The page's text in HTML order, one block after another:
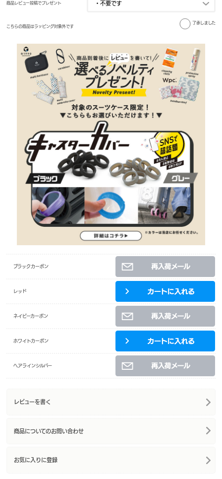
商品レビュー投稿でプレゼント
こちらの商品はラッピング対象外です
了承しました
ブラックカーボン
レッド
ネイビーカーボン
ホワイトカーボン
ヘアラインシルバー
レビューを書く
商品についてのお問い合わせ
お気に入りに登録